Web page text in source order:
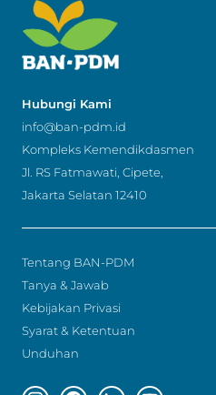
Hubungi Kami
info@ban-pdm.id
Kompleks Kemendikdasmen
Jl. RS Fatmawati, Cipete,
Jakarta Selatan 12410
Tentang BAN-PDM
Tanya & Jawab
Kebijakan Privasi
Syarat & Ketentuan
Unduhan